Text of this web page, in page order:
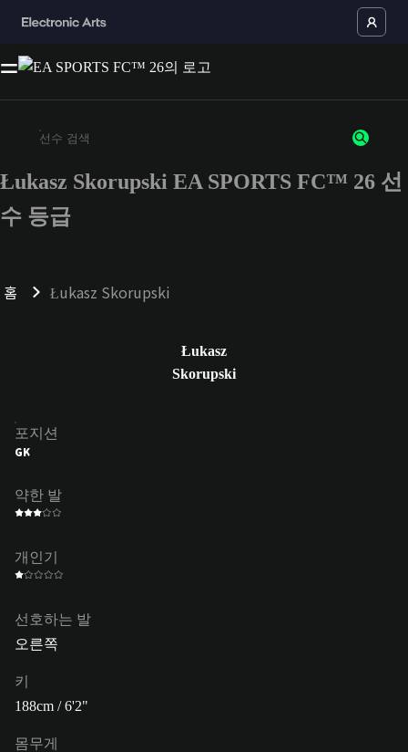
최소 3자 이상의 문자 또는 숫자를 입력하세요
Łukasz Skorupski EA SPORTS FC™ 26 선
수 등급
홈 Łukasz Skorupski
Łukasz
Skorupski
포지션
GK
약한 발
개인기
선호하는 발
오른쪽
키
188cm / 6'2"
몸무게